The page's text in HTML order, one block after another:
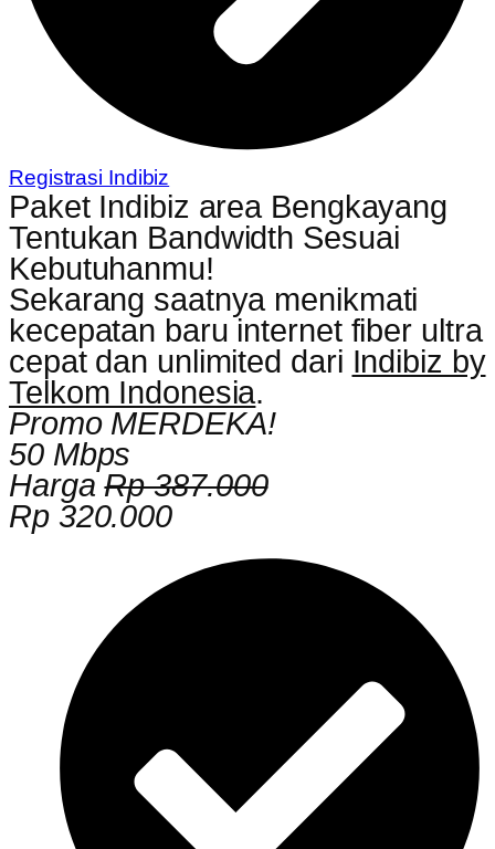
Registrasi Indibiz
Paket Indibiz area Bengkayang
Tentukan Bandwidth Sesuai
Kebutuhanmu!
Sekarang saatnya menikmati
kecepatan baru internet fiber ultra
cepat dan unlimited dari Indibiz by
Telkom Indonesia.
Promo MERDEKA!
50 Mbps
HargaRp 387.000
Rp 320.000